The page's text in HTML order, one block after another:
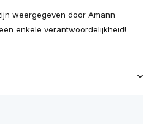
weergegeven door Amann
enkele verantwoordelijkheid!